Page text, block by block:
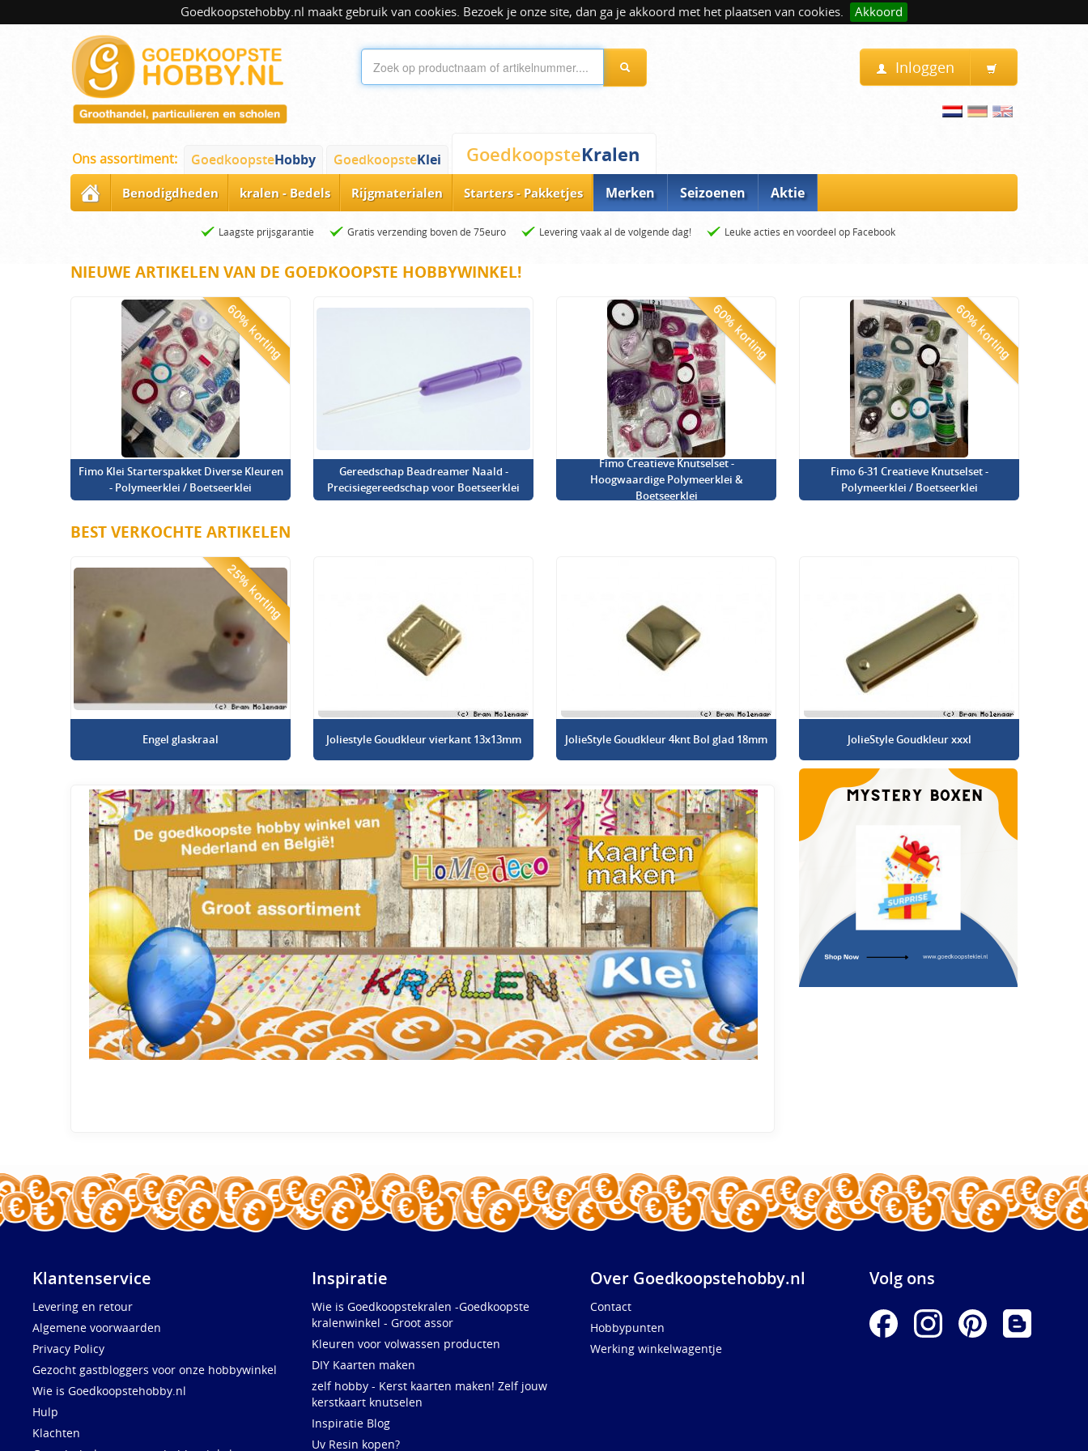
Goedkoopstehobby.nl maakt gebruik van cookies. Bezoek je onze site, dan ga je akkoord met het plaatsen van cookies. Akkoord
Inloggen
Ons assortiment: GoedkoopsteHobby GoedkoopsteKlei GoedkoopsteKralen
Benodigdheden kralen - Bedels Rijgmaterialen Starters - Pakketjes Merken Seizoenen Aktie
Laagste prijsgarantie Gratis verzending boven de 75euro Levering vaak al de volgende dag! Leuke acties en voordeel op Facebook
NIEUWE ARTIKELEN VAN DE GOEDKOOPSTE HOBBYWINKEL!
60% korting
Fimo Klei Starterspakket Diverse Kleuren
- Polymeerklei / Boetseerklei
Gereedschap Beadreamer Naald -
Precisiegereedschap voor Boetseerklei
60% korting
Fimo Creatieve Knutselset -
Hoogwaardige Polymeerklei &
Boetseerklei
60% korting
Fimo 6-31 Creatieve Knutselset -
Polymeerklei / Boetseerklei
BEST VERKOCHTE ARTIKELEN
25% korting
Engel glaskraal Joliestyle Goudkleur vierkant 13x13mm JolieStyle Goudkleur 4knt Bol glad 18mm JolieStyle Goudkleur xxxl
Klantenservice
Levering en retour
Algemene voorwaarden
Privacy Policy
Gezocht gastbloggers voor onze hobbywinkel
Wie is Goedkoopstehobby.nl
Hulp
Klachten
Inspiratie
Wie is Goedkoopstekralen -Goedkoopste
kralenwinkel - Groot assor
Kleuren voor volwassen producten
DIY Kaarten maken
zelf hobby - Kerst kaarten maken! Zelf jouw
kerstkaart knutselen
Inspiratie Blog
Uv Resin kopen?
Over Goedkoopstehobby.nl
Contact
Hobbypunten
Werking winkelwagentje
Volg ons